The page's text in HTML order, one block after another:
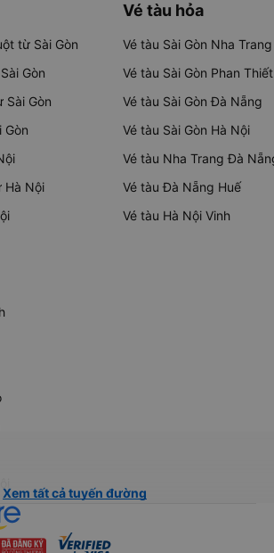
từ Sài Gòn
Gòn
Sài Gòn
Gòn
Hà Nội
Vé tàu hỏa
Vé tàu Sài Gòn Nha Trang
Vé tàu Sài Gòn Phan Thiết
Vé tàu Sài Gòn Đà Nẵng
Vé tàu Sài Gòn Hà Nội
Vé tàu Nha Trang Đà
Vé tàu Đà Nẵng Huế
Vé tàu Hà Nội Vinh
Xem tất cả tuyến đường